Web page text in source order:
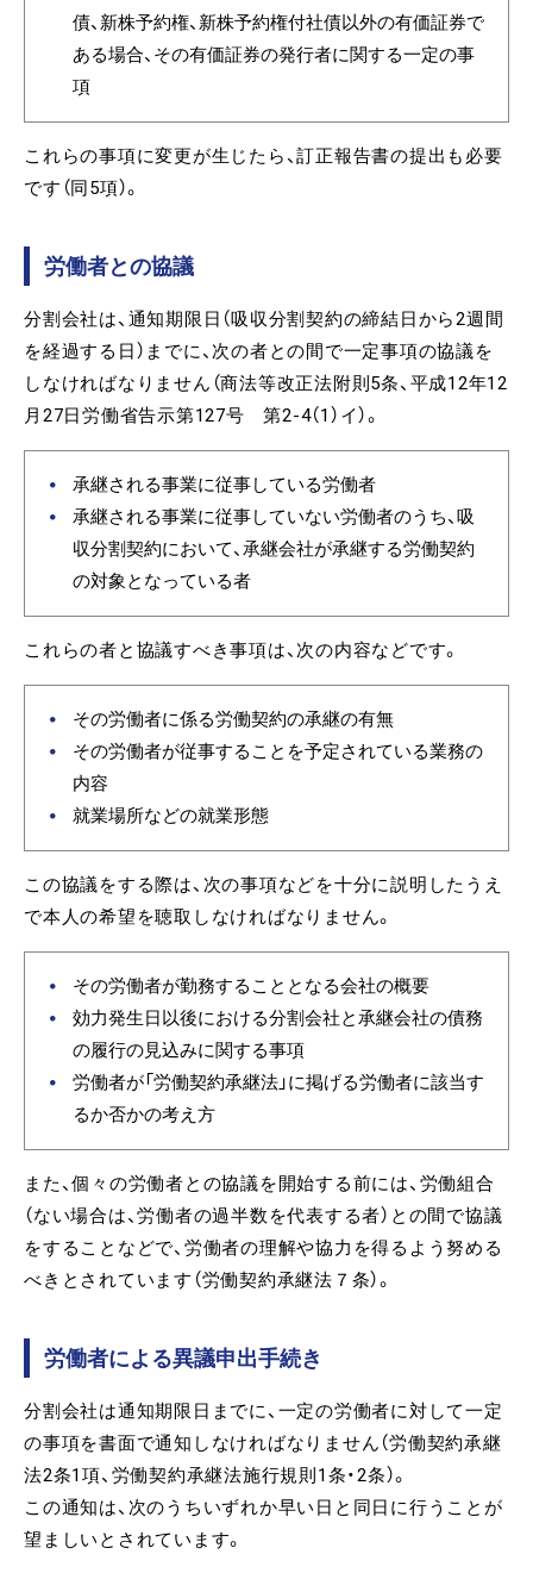
債、新株予約権、新株予約権付社債以外の有価証券で
ある場合、その有価証券の発行者に関する一定の事
項
これらの事項に変更が生じたら、訂正報告書の提出も必要
です（同5項）。
労働者との協議
分割会社は、通知期限日（吸収分割契約の締結日から2週間
を経過する日）までに、次の者との間で一定事項の協議を
しなければなりません（商法等改正法附則5条、平成12年12
月27日労働省告示第127号 第2-4（1）イ）。
承継される事業に従事している労働者
承継される事業に従事していない労働者のうち、吸
収分割契約において、承継会社が承継する労働契約
の対象となっている者
これらの者と協議すべき事項は、次の内容などです。
その労働者に係る労働契約の承継の有無
その労働者が従事することを予定されている業務の
内容
就業場所などの就業形態
この協議をする際は、次の事項などを十分に説明したうえ
で本人の希望を聴取しなければなりません。
その労働者が勤務することとなる会社の概要
効力発生日以後における分割会社と承継会社の債務
の履行の見込みに関する事項
労働者が「労働契約承継法」に掲げる労働者に該当す
るか否かの考え方
また、個々の労働者との協議を開始する前には、労働組合
（ない場合は、労働者の過半数を代表する者）との間で協議
をすることなどで、労働者の理解や協力を得るよう努める
べきとされています（労働契約承継法７条）。
労働者による異議申出手続き
分割会社は通知期限日までに、一定の労働者に対して一定
の事項を書面で通知しなければなりません（労働契約承継
法2条1項、労働契約承継法施行規則1条・2条）。
この通知は、次のうちいずれか早い日と同日に行うことが
望ましいとされています。